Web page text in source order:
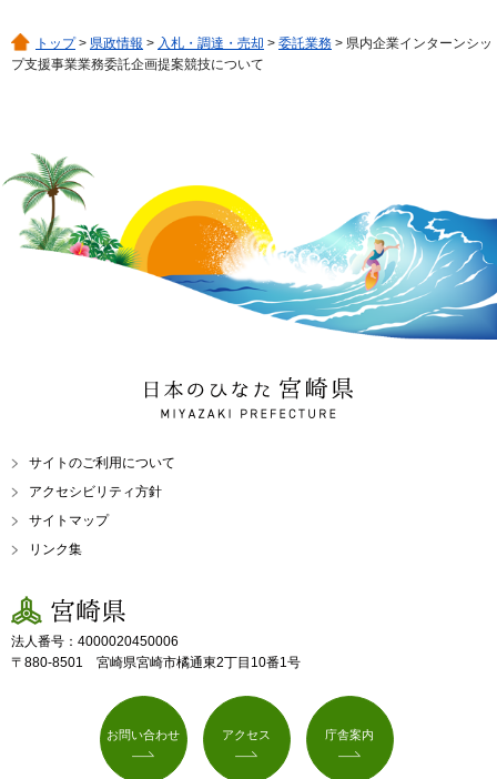
トップ> 県政情報 > 入札・調達・売却 > 委託業務 > 県内企業インターンシッ
プ支援事業業務委託企画提案競技について
日本のひなた 宮崎県
MIYAZAKI PREFECTURE
サイトのご利用について
アクセシビリティ方針
サイトマップ
リンク集
宮崎県
法人番号：4000020450006
〒880-8501 宮崎県宮崎市橘通東2丁目10番1号
お問い合わせ アクセス 庁舎案内